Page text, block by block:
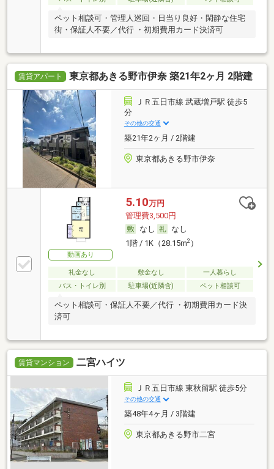
ペット相談可・管理人巡回・日当り良好・閑静な住宅
街・保証人不要／代行 ・初期費用カード決済可
賃貸アパート 東京都あきる野市伊奈 築21年2ヶ月 2階建
ＪＲ五日市線 武蔵増戸駅 徒歩5
分
その他の交通
築21年2ヶ月 / 2階建
東京都あきる野市伊奈
動画あり
5.10万円
管理費3,500円
なし
なし
1階 / 1K（28.15m2）
礼金なし 敷金なし
一人暮らし
バス・トイレ別
駐車場(近隣含) ペット相談可
ペット相談可・保証人不要／代行 ・初期費用カード決
済可
賃貸マンション 二宮ハイツ
ＪＲ五日市線 東秋留駅 徒歩5分
その他の交通
築48年4ヶ月 / 3階建
東京都あきる野市二宮